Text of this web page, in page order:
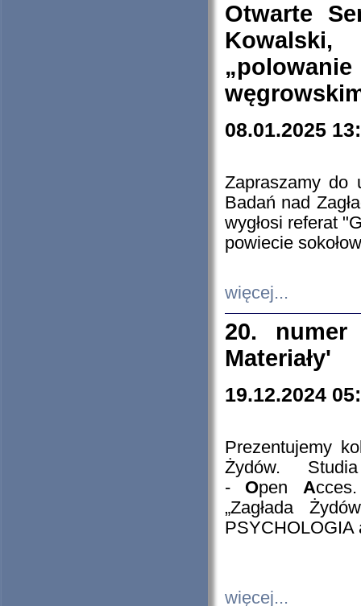
Otwarte
08.01.2025
Zapraszamy do
Badań nad
wygłosi referat
powiecie
więcej...
20. numer
Materiały'
19.12.2024
Prezentujemy
Żydów.
- Open A
„Zagłada
PSYCHOLOGIA
więcej...